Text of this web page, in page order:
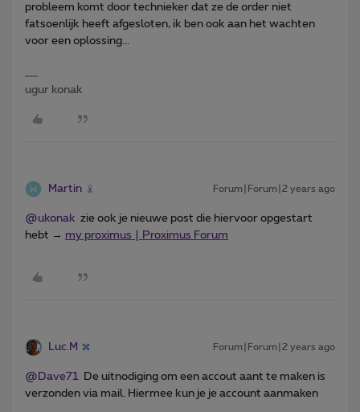
probleem komt door technieker dat ze de order niet
fatsoenlijk heeft afgesloten, ik ben ook aan het wachten
voor een oplossing...
ugur konak
Martin Forum|Forum|2 years ago
@ukonak zie ook je nieuwe post die hiervoor opgestart
hebt → my proximus | Proximus Forum
Luc.M Forum|Forum|2 years ago
@Dave71
De uitnodiging om een accout aant te maken is
verzonden via mail. Hiermee kun je je account aanmaken